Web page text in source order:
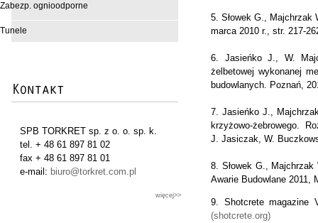
Zabezp. ognioodporne
Tunele
SPB TORKRET sp. z o. o. sp. k.
tel. + 48 61 897 81 02
fax + 48 61 897 81 01
e-mail: biuro@torkret.com.pl
więcej>>
5. Słowek G.,
marca 2010 r., str. 217-
6. Jasieńko J., W.
żelbetowej wykonanej
budowlanych. Poznań,
7. Jasieńko J.,
krzyżowo-żebrowego.
J. Jasiczak, W.
8. Słowek G.,
Awarie Budowlane 2011,
9. Shotcrete magazine
(shotcrete.org)